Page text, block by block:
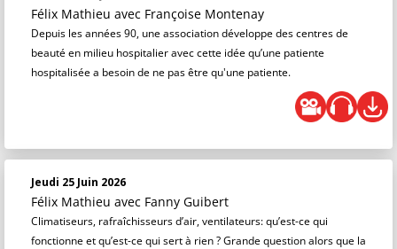
Félix Mathieu avec Françoise Montenay
Depuis les années 90, une association développe des centres de
beauté en milieu hospitalier avec cette idée qu’une patiente
hospitalisée a besoin de ne pas être qu'une patiente.
Jeudi 25 Juin 2026
Félix Mathieu avec Fanny Guibert
Climatiseurs, rafraîchisseurs d’air, ventilateurs: qu’est-ce qui
fonctionne et qu’est-ce qui sert à rien ? Grande question alors que la